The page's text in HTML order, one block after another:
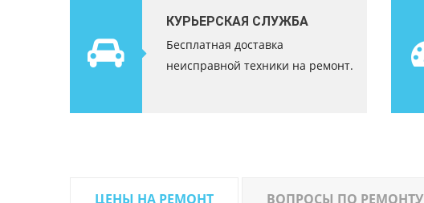
КУРЬЕРСКАЯ СЛУЖБА
Бесплатная доставка
неисправной техники на ремонт.
ЦЕНЫ НА РЕМОНТ ВОПРОСЫ ПО РЕМОНТУ